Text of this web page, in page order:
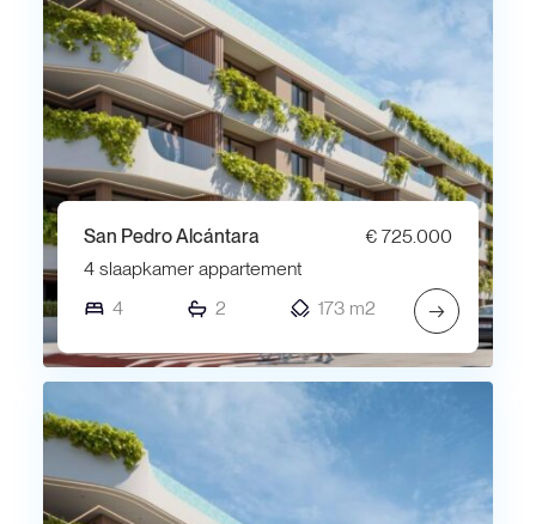
San Pedro Alcántara
€ 725.000
4 slaapkamer appartement
4
2 173 m2 →